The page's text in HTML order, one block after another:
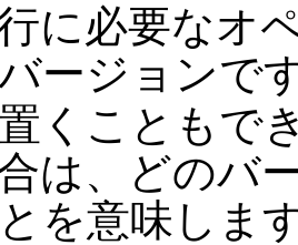
に必要なオ
ージョンで
くこともで
は、どのバ
を意味しま